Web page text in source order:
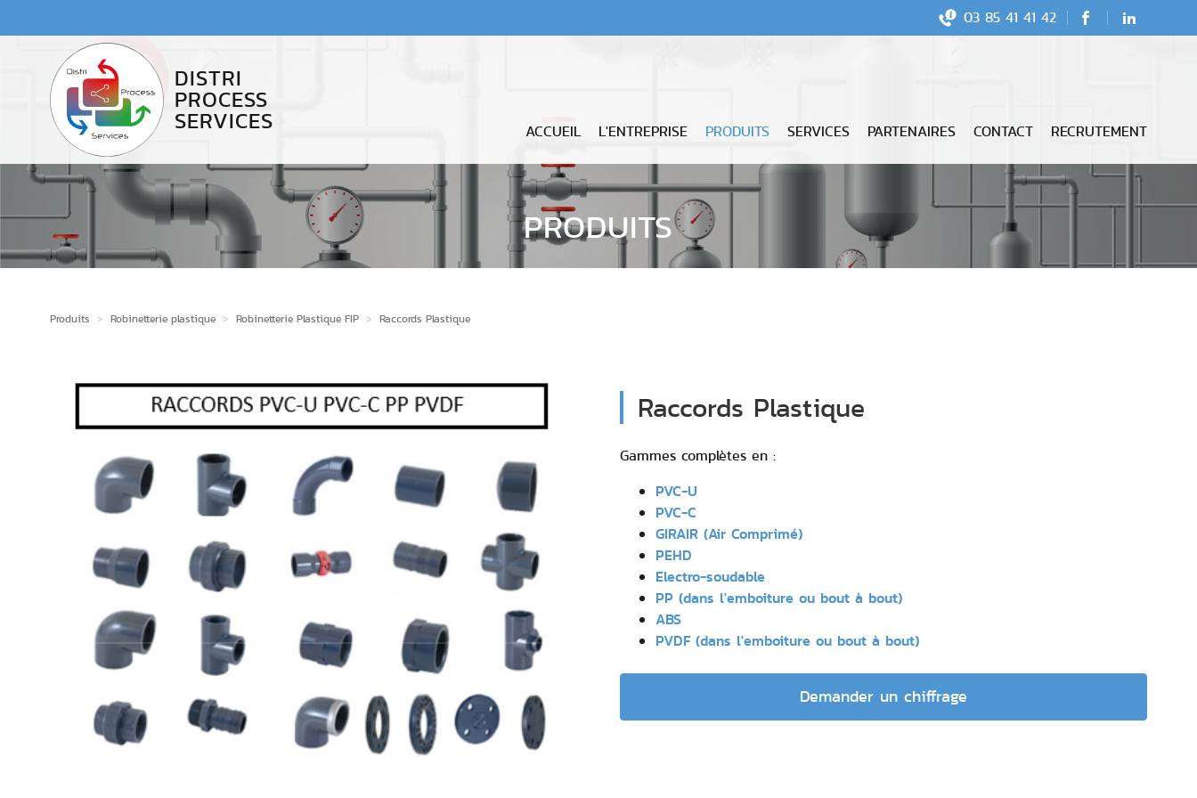
03 85 41 41 42 FacebookLinkedIn
DISTRI
PROCESS
SERVICES ACCUEIL L'ENTREPRISE PRODUITS- PAGE ACTIVE
SERVICES PARTENAIRES CONTACT RECRUTEMENT
PRODUITS
Produits > Robinetterie plastique > Robinetterie Plastique FIP > Raccords Plastique
Raccords Plastique
Gammes complètes en :
PVC-U
PVC-C
GIRAIR (Air Comprimé)
PEHD
Electro-soudable
PP (dans l'emboiture ou bout à bout)
ABS
PVDF (dans l'emboiture ou bout à bout)
Demander un chiffrage